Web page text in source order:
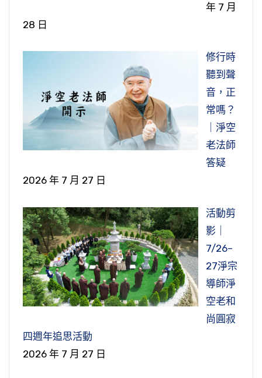
年 7 月
28 日
修行時
聽到聲
音，正
常嗎？
｜淨空
老法師
答疑
2026 年 7 月 27 日
活動剪
影｜
7/26–
27淨宗
導師淨
空老和
尚圓寂
四週年追思活動
2026 年 7 月 27 日